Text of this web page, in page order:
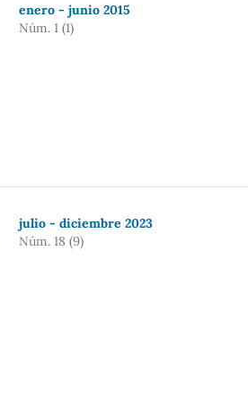
enero - junio 2015
Núm. 1 (1)
julio - diciembre 2023
Núm. 18 (9)